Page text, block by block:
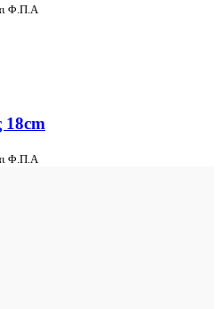
Φ.Π.Α
18cm
Φ.Π.Α